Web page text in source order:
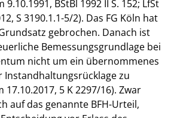
BStBl 1992 II S. 152; LfSt
S 3190.1.1-5/2). Das FG Köln hat
gebrochen. Danach ist
Bemessungsgrundlage bei
nicht um ein übernommenes
Instandhaltungsrücklage zu
5 K 2297/16). Zwar
auf das genannte BFH-Urteil,